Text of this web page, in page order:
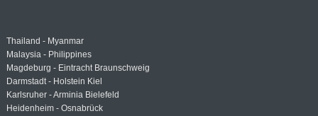
Thailand - Myanmar
Malaysia - Philippines
Magdeburg - Eintracht Braunschweig
Darmstadt - Holstein Kiel
Karlsruher - Arminia Bielefeld
Heidenheim - Osnabrück